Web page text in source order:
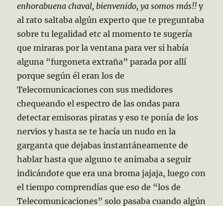
enhorabuena chaval, bienvenido, ya somos más!! y
al rato saltaba algún experto que te preguntaba
sobre tu legalidad etc al momento te sugería
que miraras por la ventana para ver si había
alguna “furgoneta extraña” parada por allí
porque según él eran los de
Telecomunicaciones con sus medidores
chequeando el espectro de las ondas para
detectar emisoras piratas y eso te ponía de los
nervios y hasta se te hacía un nudo en la
garganta que dejabas instantáneamente de
hablar hasta que alguno te animaba a seguir
indicándote que era una broma jajaja, luego con
el tiempo comprendías que eso de “los de
Telecomunicaciones” solo pasaba cuando algún